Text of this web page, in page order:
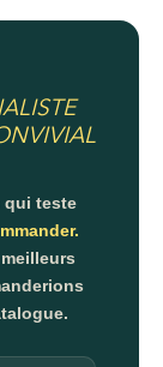
qui teste